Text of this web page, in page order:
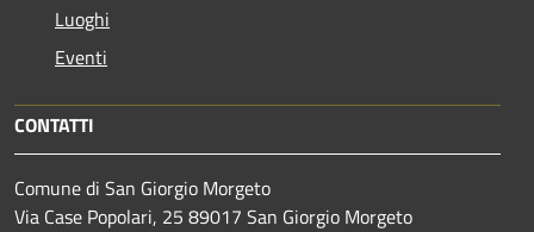
Luoghi
Eventi
CONTATTI
Comune di San Giorgio Morgeto
Via Case Popolari, 25 89017 San Giorgio Morgeto